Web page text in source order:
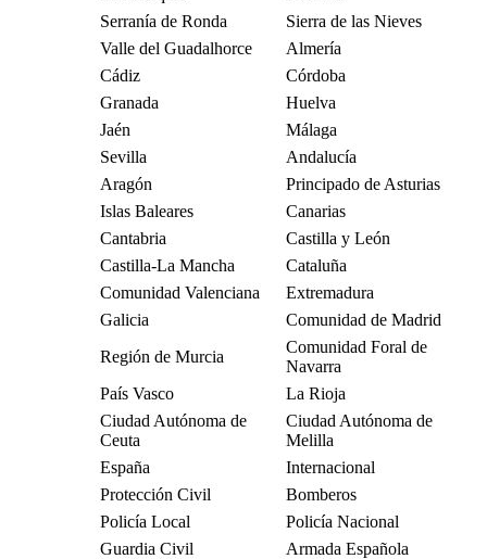
Serranía de Ronda
Sierra de las Nieves
Valle del Guadalhorce
Almería
Cádiz
Córdoba
Granada
Huelva
Jaén
Málaga
Sevilla
Andalucía
Aragón
Principado de Asturias
Islas Baleares
Canarias
Cantabria
Castilla y León
Castilla-La Mancha
Cataluña
Comunidad Valenciana
Extremadura
Galicia
Comunidad de Madrid
Región de Murcia
Comunidad Foral de
Navarra
País Vasco
La Rioja
Ciudad Autónoma de
Ceuta
Ciudad Autónoma de
Melilla
España
Internacional
Protección Civil
Bomberos
Policía Local
Policía Nacional
Guardia Civil
Armada Española